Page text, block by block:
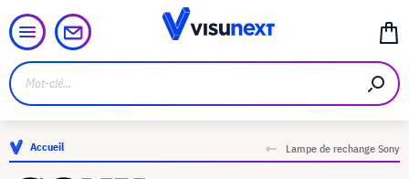
Accueil Lampe de rechange Sony